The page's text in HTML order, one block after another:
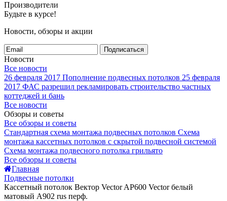
Производители
Будьте в курсе!
Новости, обзоры и акции
Подписаться
Новости
Все новости
26 февраля 2017 Пополнение подвесных потолков 25 февраля
2017 ФАС разрешил рекламировать строительство частных
коттеджей и бань
Все новости
Обзоры и советы
Все обзоры и советы
Стандартная схема монтажа подвесных потолков Схема
монтажа кассетных потолков с скрытой подвесной системой
Схема монтажа подвесного потолка грильято
Все обзоры и советы
Главная
Подвесные потолки
Кассетный потолок Вектор Veсtor AP600 Vector белый
матовый А902 rus перф.